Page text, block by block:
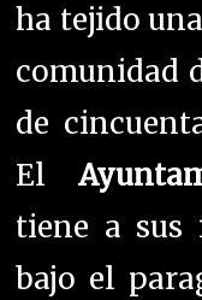
ha tejido
comunidad
de
El
tiene a sus
bajo el